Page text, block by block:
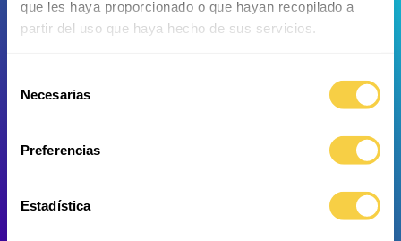
que les haya proporcionado o que hayan recopilado a
partir del uso que haya hecho de sus servicios.
Necesarias
Preferencias
Estadística
Common spiny lobster